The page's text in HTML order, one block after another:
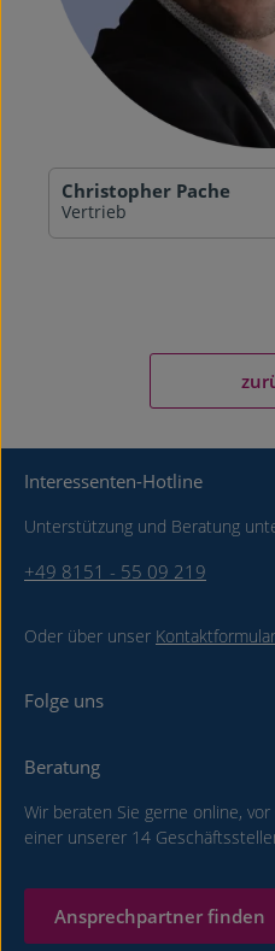
Christopher Pache
Vertrieb
Interessenten-Hotline
Unterstützung und Beratung
+49 8151 - 55 09 219
Oder über unser Kontaktformular
Folge uns
Beratung
Wir beraten Sie gerne online,
einer unserer 14
Ansprechpartner finden